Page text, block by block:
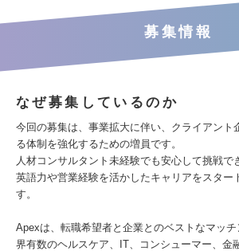
募集情報
なぜ募集しているのか
今回の募集は、事業拡大に伴い、クライアント
る体制を強化するための増員です。
人材コンサルタント未経験でも安心して挑戦で
英語力や営業経験を活かしたキャリアをスター
す。
Apexは、転職希望者と企業とのベストなマッ
界有数のヘルスケア、IT、コンシューマー、金